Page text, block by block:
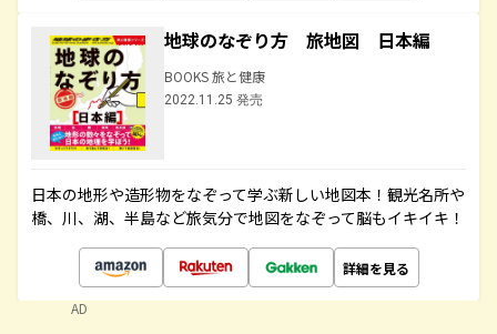
地球のなぞり方 旅地図 日本編
BOOKS 旅と健康
2022.11.25 発売
日本の地形や造形物をなぞって学ぶ新しい地図本！観光名所や
橋、川、湖、半島など旅気分で地図をなぞって脳もイキイキ！
詳細を見る
AD